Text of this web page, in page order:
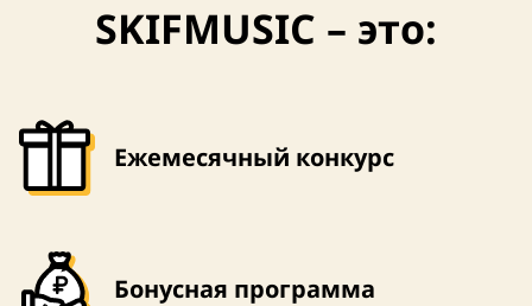
SKIFMUSIC – это:
Ежемесячный конкурс
Бонусная программа